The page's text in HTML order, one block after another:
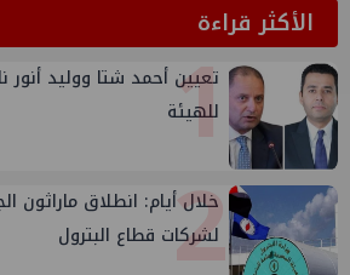
الأكثر قراءة1
تعيين أحمد شتا ووليد أنور
للهيئة
2
خلال أيام: انطلاق ماراثون
لشركات قطاع البترول